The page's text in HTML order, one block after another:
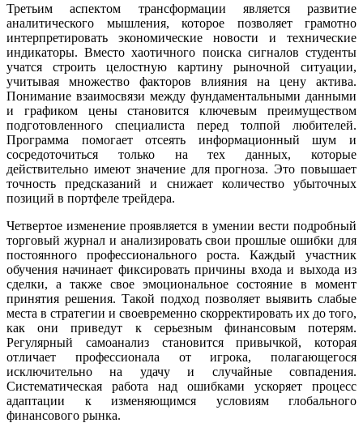
Третьим аспектом трансформации является развитие
аналитического мышления, которое позволяет грамотно
интерпретировать экономические новости и технические
индикаторы. Вместо хаотичного поиска сигналов студенты
учатся строить целостную картину рыночной ситуации,
учитывая множество факторов влияния на цену актива.
Понимание взаимосвязи между фундаментальными данными
и графиком цены становится ключевым преимуществом
подготовленного специалиста перед толпой любителей.
Программа помогает отсеять информационный шум и
сосредоточиться только на тех данных, которые
действительно имеют значение для прогноза. Это повышает
точность предсказаний и снижает количество убыточных
позиций в портфеле трейдера.
Четвертое изменение проявляется в умении вести подробный
торговый журнал и анализировать свои прошлые ошибки для
постоянного профессионального роста. Каждый участник
обучения начинает фиксировать причины входа и выхода из
сделки, а также свое эмоциональное состояние в момент
принятия решения. Такой подход позволяет выявить слабые
места в стратегии и своевременно скорректировать их до того,
как они приведут к серьезным финансовым потерям.
Регулярный самоанализ становится привычкой, которая
отличает профессионала от игрока, полагающегося
исключительно на удачу и случайные совпадения.
Систематическая работа над ошибками ускоряет процесс
адаптации к изменяющимся условиям глобального
финансового рынка.